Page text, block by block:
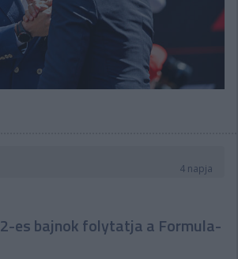
4 napja
es bajnok folytatja a Formula-